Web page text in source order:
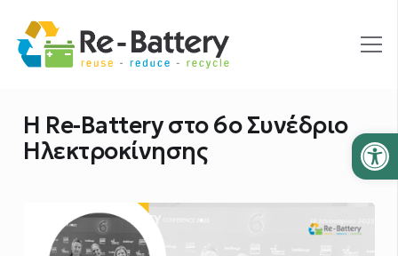
H Re-Battery στο 6ο Συνέδριο
Ηλεκτροκίνησης